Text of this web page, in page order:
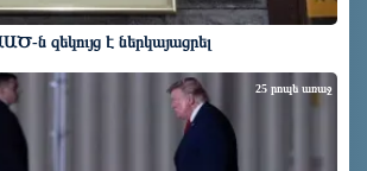
ն զեկույց է ներկայացրել
25 րոպե առաջ